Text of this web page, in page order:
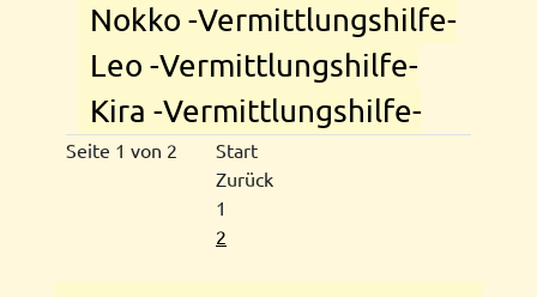
Nokko -Vermittlungshilfe-
Leo -Vermittlungshilfe-
Kira -Vermittlungshilfe-
Seite 1 von 2
Start
Zurück
1
2